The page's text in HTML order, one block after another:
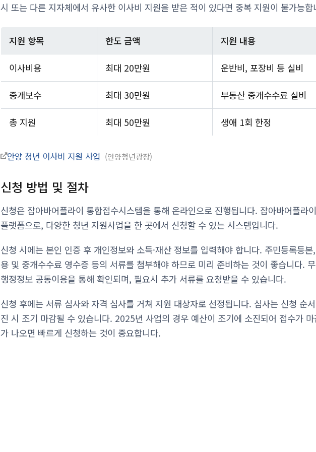
시 또는 다른 지자체에서 유사한 이사비 지원을 받은 적이 있다면 중복 지원이 불가능합
지원 항목 한도 금액 지원 내용
이사비용 최대 20만원 운반비, 포장비 등 실비
중개보수 최대 30만원 부동산 중개수수료 실비
총 지원 최대 50만원 생애 1회 한정
안양 청년 이사비 지원 사업 안양청년광장
신청 방법 및 절차
신청은 잡아바어플라이 통합접수시스템을 통해 온라인으로 진행됩니다. 잡아바어플라
플랫폼으로, 다양한 청년 지원사업을 한 곳에서 신청할 수 있는 시스템입니다.
신청 시에는 본인 인증 후 개인정보와 소득·재산 정보를 입력해야 합니다. 주민등록등
용 및 중개수수료 영수증 등의 서류를 첨부해야 하므로 미리 준비하는 것이 좋습니다.
행정정보 공동이용을 통해 확인되며, 필요시 추가 서류를 요청받을 수 있습니다.
신청 후에는 서류 심사와 자격 심사를 거쳐 지원 대상자로 선정됩니다. 심사는 신청 순
진 시 조기 마감될 수 있습니다. 2025년 사업의 경우 예산이 조기에 소진되어 접수가
가 나오면 빠르게 신청하는 것이 중요합니다.